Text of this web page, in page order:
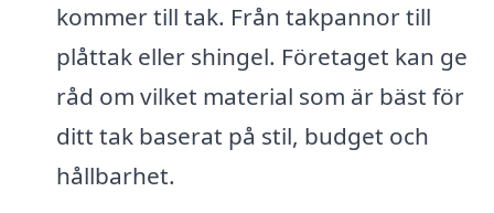
kommer till tak. Från takpannor till
plåttak eller shingel. Företaget kan ge
råd om vilket material som är bäst för
ditt tak baserat på stil, budget och
hållbarhet.